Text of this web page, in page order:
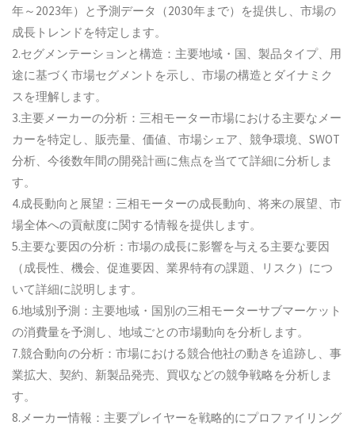
年～2023年）と予測データ（2030年まで）を提供し、市場の
成長トレンドを特定します。
2.セグメンテーションと構造：主要地域・国、製品タイプ、用
途に基づく市場セグメントを示し、市場の構造とダイナミク
スを理解します。
3.主要メーカーの分析：三相モーター市場における主要なメー
カーを特定し、販売量、価値、市場シェア、競争環境、SWOT
分析、今後数年間の開発計画に焦点を当てて詳細に分析しま
す。
4.成長動向と展望：三相モーターの成長動向、将来の展望、市
場全体への貢献度に関する情報を提供します。
5.主要な要因の分析：市場の成長に影響を与える主要な要因
（成長性、機会、促進要因、業界特有の課題、リスク）につ
いて詳細に説明します。
6.地域別予測：主要地域・国別の三相モーターサブマーケット
の消費量を予測し、地域ごとの市場動向を分析します。
7.競合動向の分析：市場における競合他社の動きを追跡し、事
業拡大、契約、新製品発売、買収などの競争戦略を分析しま
す。
8.メーカー情報：主要プレイヤーを戦略的にプロファイリング